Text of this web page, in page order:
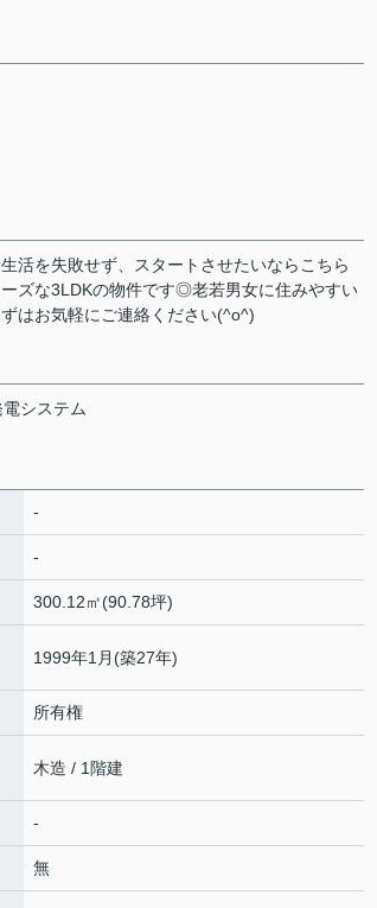
活を失敗せず、スタートさせたいならこちら
ズな3LDKの物件です◎老若男女に住みやすい
はお気軽にご連絡ください(^o^)
システム
-
-
300.12㎡(90.78坪)
1999年1月(築27年)
所有権
木造 / 1階建
-
無